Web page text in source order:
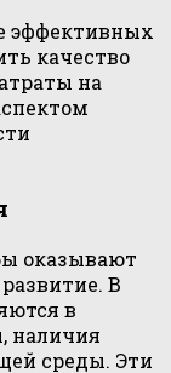
эффективных
качество
на
оказывают
В
в
наличия
среды. Эти